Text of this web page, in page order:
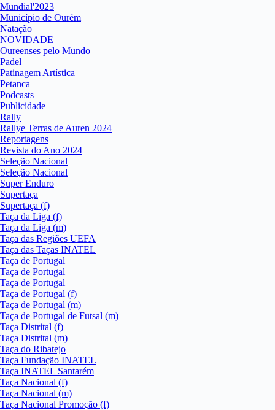
Mundial'2023
Município de Ourém
Natação
NOVIDADE
Oureenses pelo Mundo
Padel
Patinagem Artística
Petanca
Podcasts
Publicidade
Rally
Rallye Terras de Auren 2024
Reportagens
Revista do Ano 2024
Seleção Nacional
Seleção Nacional
Super Enduro
Supertaça
Supertaça (f)
Taça da Liga (f)
Taça da Liga (m)
Taça das Regiões UEFA
Taça das Taças INATEL
Taça de Portugal
Taça de Portugal
Taça de Portugal
Taça de Portugal (f)
Taça de Portugal (m)
Taça de Portugal de Futsal (m)
Taça Distrital (f)
Taça Distrital (m)
Taça do Ribatejo
Taça Fundação INATEL
Taça INATEL Santarém
Taça Nacional (f)
Taça Nacional (m)
Taça Nacional Promoção (f)